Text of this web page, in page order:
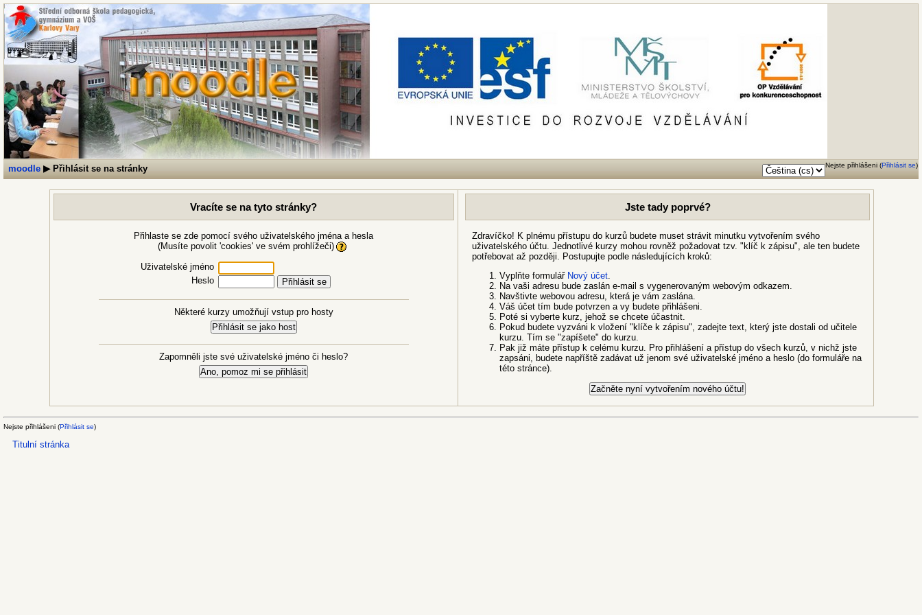
Nejste přihlášeni (Přihlásit se)
moodle ▶Přihlásit se na stránky
Vracíte se na tyto stránky?
Přihlaste se zde pomocí svého uživatelského jména a hesla
(Musíte povolit 'cookies' ve svém prohlížeči)
Uživatelské jméno
Heslo
Některé kurzy umožňují vstup pro hosty
Zapomněli jste své uživatelské jméno či heslo?
Jste tady poprvé?
Zdravíčko! K plnému přístupu do kurzů budete muset strávit minutku vytvořením svého
uživatelského účtu. Jednotlivé kurzy mohou rovněž požadovat tzv. "klíč k zápisu", ale ten budete
potřebovat až později. Postupujte podle následujících kroků:
Vyplňte formulář Nový účet.
Na vaši adresu bude zaslán e-mail s vygenerovaným webovým odkazem.
Navštivte webovou adresu, která je vám zaslána.
Váš účet tím bude potvrzen a vy budete přihlášeni.
Poté si vyberte kurz, jehož se chcete účastnit.
Pokud budete vyzváni k vložení "klíče k zápisu", zadejte text, který jste dostali od učitele
kurzu. Tím se "zapíšete" do kurzu.
Pak již máte přístup k celému kurzu. Pro přihlášení a přístup do všech kurzů, v nichž jste
zapsáni, budete napříště zadávat už jenom své uživatelské jméno a heslo (do formuláře na
této stránce).
Nejste přihlášeni (Přihlásit se)
Titulní stránka